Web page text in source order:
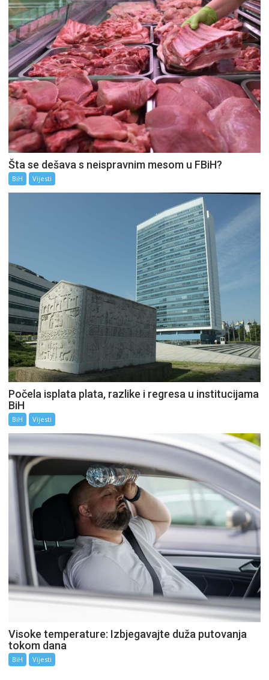
Šta se dešava s neispravnim mesom u FBiH?
BiH Vijesti
Počela isplata plata, razlike i regresa u institucijama
BiH
BiH Vijesti
Visoke temperature: Izbjegavajte duža putovanja
tokom dana
BiH Vijesti